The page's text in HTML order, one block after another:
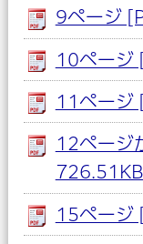
9ページ
10ページ
11ページ
12ページ
726.51KB]
15ページ